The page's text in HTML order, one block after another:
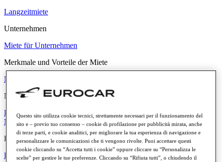
Langzeitmiete
Unternehmen
Miete für Unternehmen
Merkmale und Vorteile der Miete
Mehr erfahren
Monatliche Rate
Bis zu 300 €
Zwischen 300 € und 500 €
Zwischen 500 € und 700 €
Mehr als 700 €
Kraftstoff
BenzinDieselElektrischHybrid
Questo sito utilizza cookie tecnici, strettamente necessari per il funzionamento del
sito e – previo tuo consenso – cookie di profilazione per pubblicità mirata, anche
di terze parti, e cookie analitici, per migliorare la tua esperienza di navigazione e
personalizzare le comunicazioni che ti vengono rivolte. Puoi accettare questi
cookie cliccando su “Accetta tutti i cookie” oppure cliccare su “Personalizza le
scelte” per gestire le tue preferenze. Cliccando su “Rifiuta tutti”, o chiudendo il